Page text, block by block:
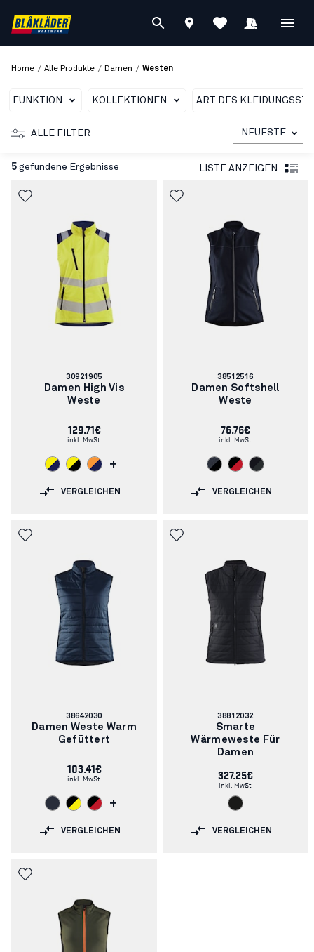
Home / Alle Produkte / Damen / Westen
FUNKTION KOLLEKTIONEN ART DES
ALLE FILTER NEUESTE
5 gefundene Ergebnisse LISTE ANZEIGEN
Artikelnummer:
30921905
Damen High Vis
Weste
129.71€
inkl. MwSt.
+
VERGLEICHEN
Artikelnummer:
38512516
Damen Softshell
Weste
76.76€
inkl. MwSt.
VERGLEICHEN
Artikelnummer:
38642030
Damen Weste Warm
Gefüttert
103.41€
inkl. MwSt.
+
VERGLEICHEN
Artikelnummer:
38812032
Smarte
Wärmeweste Für
Damen
327.25€
inkl. MwSt.
VERGLEICHEN